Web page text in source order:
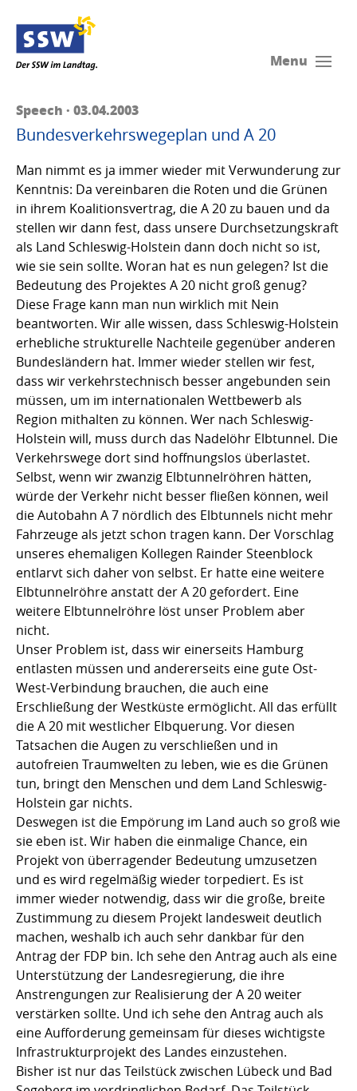
Menu
Speech · 03.04.2003
Bundesverkehrswegeplan und A 20
Man nimmt es ja immer wieder mit Verwunderung zur
Kenntnis: Da vereinbaren die Roten und die Grünen
in ihrem Koalitionsvertrag, die A 20 zu bauen und da
stellen wir dann fest, dass unsere Durchsetzungskraft
als Land Schleswig-Holstein dann doch nicht so ist,
wie sie sein sollte. Woran hat es nun gelegen? Ist die
Bedeutung des Projektes A 20 nicht groß genug?
Diese Frage kann man nun wirklich mit Nein
beantworten. Wir alle wissen, dass Schleswig-Holstein
erhebliche strukturelle Nachteile gegenüber anderen
Bundesländern hat. Immer wieder stellen wir fest,
dass wir verkehrstechnisch besser angebunden sein
müssen, um im internationalen Wettbewerb als
Region mithalten zu können. Wer nach Schleswig-
Holstein will, muss durch das Nadelöhr Elbtunnel. Die
Verkehrswege dort sind hoffnungslos überlastet.
Selbst, wenn wir zwanzig Elbtunnelröhren hätten,
würde der Verkehr nicht besser fließen können, weil
die Autobahn A 7 nördlich des Elbtunnels nicht mehr
Fahrzeuge als jetzt schon tragen kann. Der Vorschlag
unseres ehemaligen Kollegen Rainder Steenblock
entlarvt sich daher von selbst. Er hatte eine weitere
Elbtunnelröhre anstatt der A 20 gefordert. Eine
weitere Elbtunnelröhre löst unser Problem aber
nicht.
Unser Problem ist, dass wir einerseits Hamburg
entlasten müssen und andererseits eine gute Ost-
West-Verbindung brauchen, die auch eine
Erschließung der Westküste ermöglicht. All das erfüllt
die A 20 mit westlicher Elbquerung. Vor diesen
Tatsachen die Augen zu verschließen und in
autofreien Traumwelten zu leben, wie es die Grünen
tun, bringt den Menschen und dem Land Schleswig-
Holstein gar nichts.
Deswegen ist die Empörung im Land auch so groß wie
sie eben ist. Wir haben die einmalige Chance, ein
Projekt von überragender Bedeutung umzusetzen
und es wird regelmäßig wieder torpediert. Es ist
immer wieder notwendig, dass wir die große, breite
Zustimmung zu diesem Projekt landesweit deutlich
machen, weshalb ich auch sehr dankbar für den
Antrag der FDP bin. Ich sehe den Antrag auch als eine
Unterstützung der Landesregierung, die ihre
Anstrengungen zur Realisierung der A 20 weiter
verstärken sollte. Und ich sehe den Antrag auch als
eine Aufforderung gemeinsam für dieses wichtigste
Infrastrukturprojekt des Landes einzustehen.
Bisher ist nur das Teilstück zwischen Lübeck und Bad